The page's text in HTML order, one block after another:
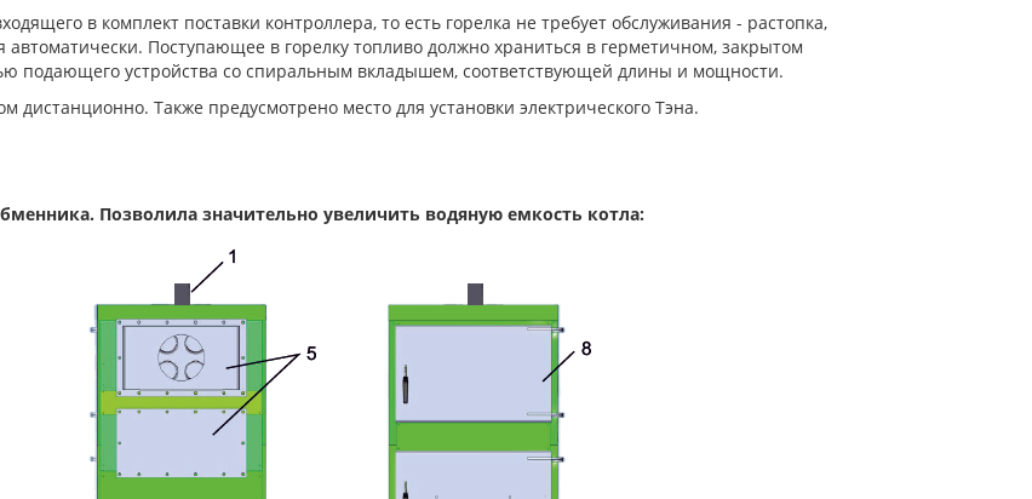
в комплект поставки контроллера, то есть горелка не требует обслуживания - растопка,
автоматически. Поступающее в горелку топливо должно храниться в герметичном, закрытом
подающего устройства со спиральным вкладышем, соответствующей длины и мощности.
дистанционно. Также предусмотрено место для установки электрического Тэна.
Позволила значительно увеличить водяную емкость котла: